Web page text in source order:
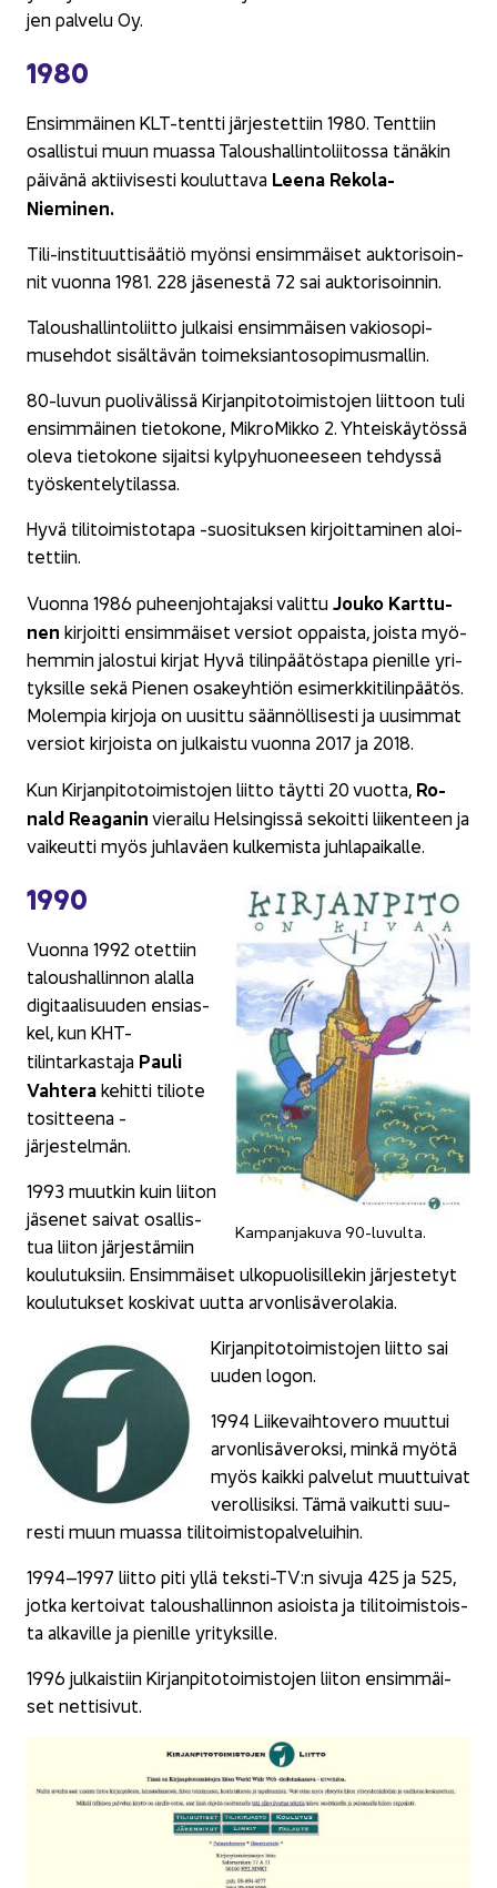
jen pal­ve­lu Oy.
1980
En­sim­mäi­nen KLT-​tentti jär­jes­tet­tiin 1980. Tent­tiin
osal­lis­tui muun muas­sa Ta­lous­hal­lin­to­lii­tos­sa tä­nä­kin
päi­vä­nä ak­tii­vi­ses­ti kou­lut­ta­va Leena Rekola-​
Nieminen.
Tili-​instituuttisäätiö myön­si en­sim­mäi­set auk­to­ri­soin­
nit vuon­na 1981. 228 jä­se­nes­tä 72 sai auk­to­ri­soin­nin.
Ta­lous­hal­lin­to­liit­to jul­kai­si en­sim­mäi­sen va­kio­so­pi­
museh­dot si­säl­tä­vän toi­mek­sian­to­so­pi­mus­mal­lin.
80-​luvun puo­li­vä­lis­sä Kir­jan­pi­to­toi­mis­to­jen liit­toon tuli
en­sim­mäi­nen tie­to­ko­ne, Mik­ro­Mik­ko 2. Yh­teis­käy­tös­sä
oleva tie­to­ko­ne si­jait­si kyl­py­huo­nee­seen teh­dys­sä
työs­ken­te­ly­ti­las­sa.
Hyvä ti­li­toi­mis­to­ta­pa -​suosituksen kir­joit­ta­mi­nen aloi­
tet­tiin.
Vuon­na 1986 pu­heen­joh­ta­jak­si va­lit­tu Jouko Kart­tu­
nen kir­joit­ti en­sim­mäi­set ver­siot op­pais­ta, jois­ta myö­
hem­min ja­los­tui kir­jat Hyvä ti­lin­pää­tös­ta­pa pie­nil­le yri­
tyk­sil­le sekä Pie­nen osa­keyh­tiön esi­merk­ki­ti­lin­pää­tös.
Mo­lem­pia kir­jo­ja on uusit­tu sään­nöl­li­ses­ti ja uusim­mat
ver­siot kir­jois­ta on jul­kais­tu vuon­na 2017 ja 2018.
Kun Kir­jan­pi­to­toi­mis­to­jen liit­to täyt­ti 20 vuot­ta, Ro­
nald Rea­ga­ninvie­rai­lu Hel­sin­gis­sä se­koit­ti lii­ken­teen ja
vai­keut­ti myös juh­la­väen kul­ke­mis­ta juh­la­pai­kal­le.
Kam­pan­ja­ku­va 90-​luvulta.
1990
Vuon­na 1992 otet­tiin
ta­lous­hal­lin­non alal­la
di­gi­taa­li­suu­den en­sias­
kel, kun KHT-​
tilintarkastaja Pauli
Vah­te­rake­hit­ti ti­lio­te
to­sit­tee­na -​
järjestelmän.
1993 muut­kin kuin lii­ton
jä­se­net sai­vat osal­lis­
tua lii­ton jär­jes­tä­miin
kou­lu­tuk­siin. En­sim­mäi­set ul­ko­puo­li­sil­le­kin jär­jes­te­tyt
kou­lu­tuk­set kos­ki­vat uutta ar­von­li­sä­ve­ro­la­kia.
Kir­jan­pi­to­toi­mis­to­jen liit­to sai
uuden logon.
1994 Lii­ke­vaih­to­ve­ro muut­tui
ar­von­li­sä­ve­rok­si, minkä myötä
myös kaik­ki pal­ve­lut muut­tui­vat
ve­rol­li­sik­si. Tämä vai­kut­ti suu­
res­ti muun muas­sa ti­li­toi­mis­to­pal­ve­lui­hin.
1994–1997 liit­to piti yllä teksti-​TV:n si­vu­ja 425 ja 525,
jotka ker­toi­vat ta­lous­hal­lin­non asiois­ta ja ti­li­toi­mis­tois­
ta al­ka­vil­le ja pie­nil­le yri­tyk­sil­le.
1996 jul­kais­tiin Kir­jan­pi­to­toi­mis­to­jen lii­ton en­sim­mäi­
set net­ti­si­vut.